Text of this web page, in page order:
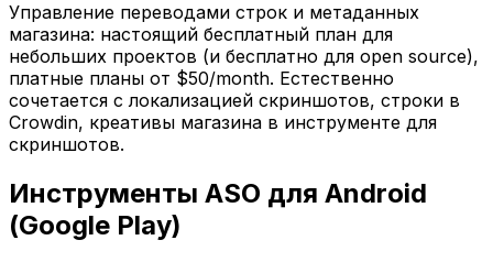
Управление переводами строк и метаданных
магазина: настоящий бесплатный план для
небольших проектов (и бесплатно для open source),
платные планы от $50/month. Естественно
сочетается с локализацией скриншотов, строки в
Crowdin, креативы магазина в инструменте для
скриншотов.
Инструменты ASO для Android
(Google Play)